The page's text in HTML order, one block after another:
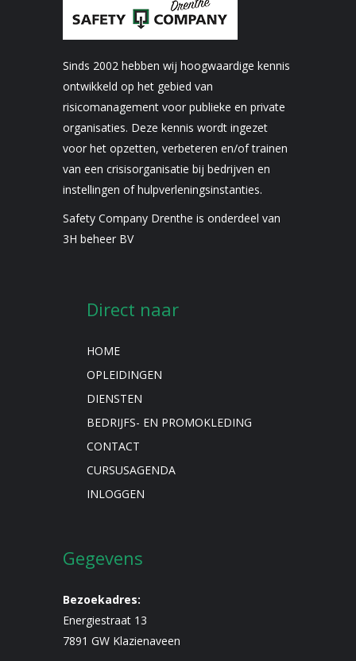
Sinds 2002 hebben wij hoogwaardige kennis
ontwikkeld op het gebied van
risicomanagement voor publieke en private
organisaties. Deze kennis wordt ingezet
voor het opzetten, verbeteren en/of trainen
van een crisisorganisatie bij bedrijven en
instellingen of hulpverleningsinstanties.
Safety Company Drenthe is onderdeel van
3H beheer BV
Direct naar
HOME
OPLEIDINGEN
DIENSTEN
BEDRIJFS- EN PROMOKLEDING
CONTACT
CURSUSAGENDA
INLOGGEN
Gegevens
Bezoekadres:
Energiestraat 13
7891 GW Klazienaveen